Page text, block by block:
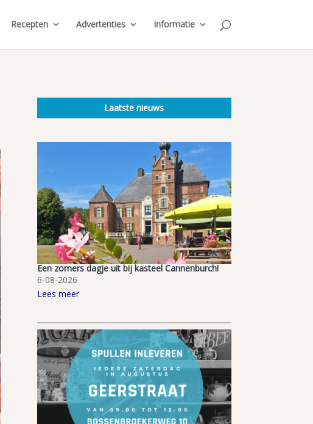
Recepten Advertenties Informatie
Laatste nieuws
Een zomers dagje uit bij kasteel Cannenburch!
6-08-2026
Lees meer